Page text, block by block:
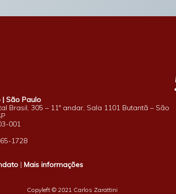
| São Paulo
Brasil, 305 – 11º andar, Sala 1101 Butantã – São
001
1728
|Mais informações
Copyleft © 2021 Carlos Zarattini